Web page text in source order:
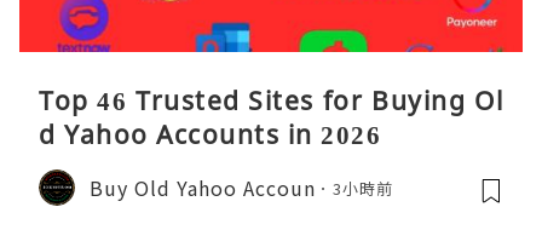
Top 46 Trusted Sites for Buying Ol
d Yahoo Accounts in 2026
Buy Old Yahoo Accoun 3小時前